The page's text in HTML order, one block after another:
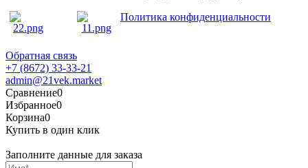
Политика конфиденциальности
Обратная связь
+7 (8672) 33-33-21
admin@21vek.market
Сравнение0
Избранное0
Корзина0
Купить в один клик
Заполните данные для заказа